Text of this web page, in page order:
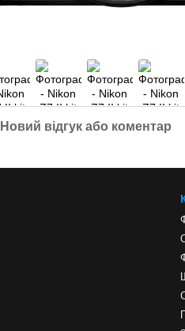
Новий відгук або коментар